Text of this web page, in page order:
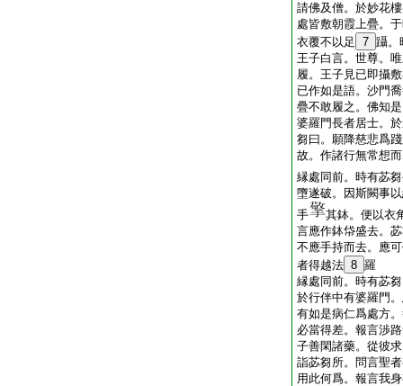
請佛及僧。於妙花
處皆敷朝霞上疊。
衣覆不以足
7 躡。
王子白言。世尊。
履。王子見已即攝
已作如是語。沙門
疊不敢履之。佛知
婆羅門長者居士。
芻曰。願降慈悲爲
故。作諸行無常想
縁處同前。時有苾
墮遂破。因斯闕事
手
其鉢。便以衣
言應作鉢帒盛去。
不應手持而去。應
者得越法 8 羅
縁處同前。時有苾
於行伴中有婆羅門
有如是病仁爲處方
必當得差。報言渉
子善閑諸藥。從彼
詣苾芻所。問言聖
用此何爲。報言我